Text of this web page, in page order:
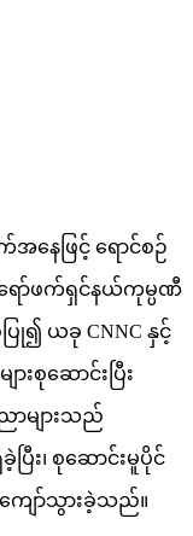
ေဖြင့် ရောင်စဉ်
ော်ဖက်ရှင်နယ်ကုမ္ပဏီ
၍ ယခု CNNC နှင့်
းစုဆောင်းပြီး
များသည်
၊ စုဆောင်းမူပိုင်
ော်သွားခဲ့သည်။